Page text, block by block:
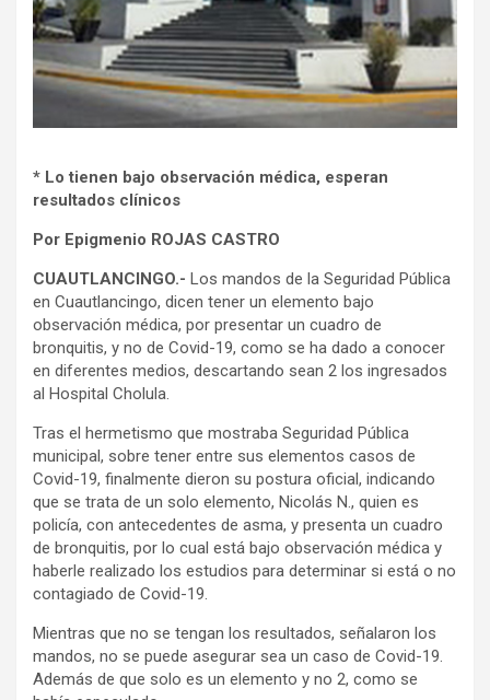
* Lo tienen bajo observación médica, esperan
resultados clínicos
Por Epigmenio ROJAS CASTRO
CUAUTLANCINGO.- Los mandos de la Seguridad Pública
en Cuautlancingo, dicen tener un elemento bajo
observación médica, por presentar un cuadro de
bronquitis, y no de Covid-19, como se ha dado a conocer
en diferentes medios, descartando sean 2 los ingresados
al Hospital Cholula.
Tras el hermetismo que mostraba Seguridad Pública
municipal, sobre tener entre sus elementos casos de
Covid-19, finalmente dieron su postura oficial, indicando
que se trata de un solo elemento, Nicolás N., quien es
policía, con antecedentes de asma, y presenta un cuadro
de bronquitis, por lo cual está bajo observación médica y
haberle realizado los estudios para determinar si está o no
contagiado de Covid-19.
Mientras que no se tengan los resultados, señalaron los
mandos, no se puede asegurar sea un caso de Covid-19.
Además de que solo es un elemento y no 2, como se